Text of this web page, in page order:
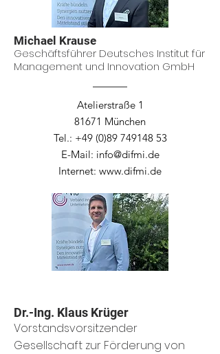
Michael Krause
Geschäftsführer Deutsches Institut für
Management und Innovation GmbH
Atelierstraße 1
81671 München
Tel.: +49 (0)89 749148 53
E-Mail: info@difmi.de
Internet: www.difmi.de
Dr.-Ing. Klaus Krüger
Vorstandsvorsitzender
Gesellschaft zur Förderung von